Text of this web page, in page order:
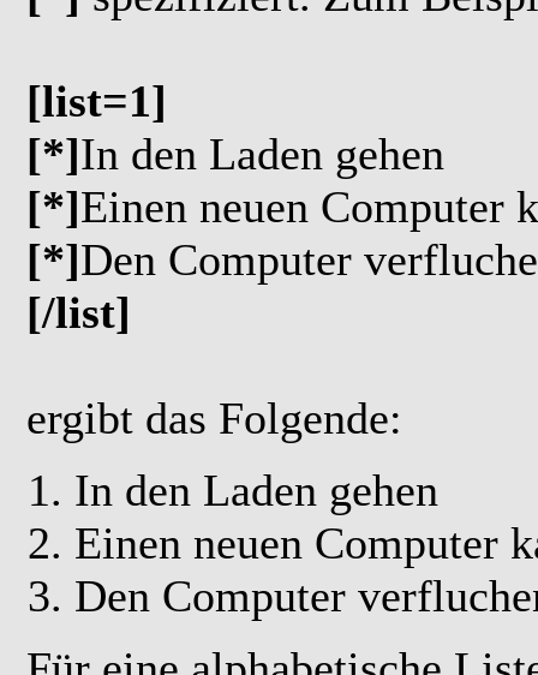
[list=1]
[*]In den Laden gehen
[*]Einen neuen Computer
[*]Den Computer
[/list]
ergibt das Folgende:
In den Laden gehen
Einen neuen Computer
Den Computer